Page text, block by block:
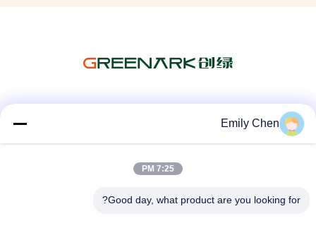
Emily Chen
7:25 PM
Good day, what product are you looking for?